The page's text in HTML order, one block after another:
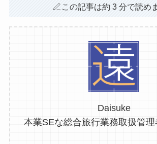
この記事は約 3 分で読め
Daisuke
本業SEな総合旅行業務取扱管理